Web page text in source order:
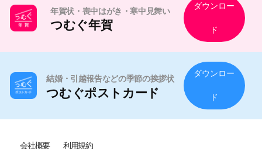
年賀状・喪中はがき・寒中見舞い
つむぐ年賀
ダウンロー
ド
結婚・引越報告などの季節の挨拶状
つむぐポストカード
ダウンロー
ド
会社概要 利用規約